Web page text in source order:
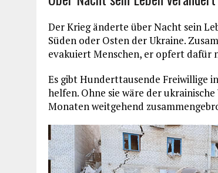
Der Krieg änderte über Nacht sein
Süden oder Osten der Ukraine.
evakuiert Menschen, er opfert dafür
Es gibt Hunderttausende Freiwillige
helfen. Ohne sie wäre der
Monaten weitgehend